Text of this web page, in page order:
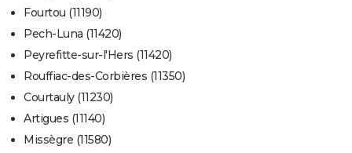
Fourtou (11190)
Pech-Luna (11420)
Peyrefitte-sur-l'Hers (11420)
Rouffiac-des-Corbières (11350)
Courtauly (11230)
Artigues (11140)
Missègre (11580)